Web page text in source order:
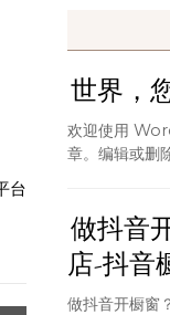
台
世界，
欢迎使用
章。编辑或删
做抖音
店-抖音
做抖音开橱窗